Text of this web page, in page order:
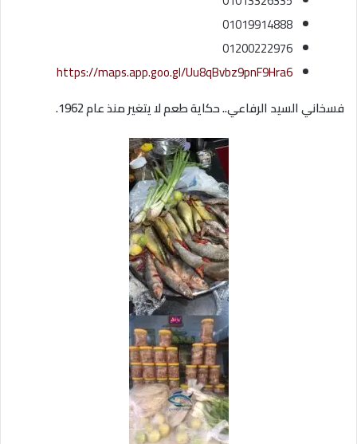
01019914888
01200222976
https://maps.app.goo.gl/Uu8qBvbz9pnF9Hra6
فسخاني السيد الرفاعي.. حكاية طعم لا يتغير منذ عام 1962.